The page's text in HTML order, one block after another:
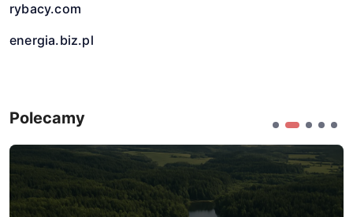
rybacy.com
energia.biz.pl
Polecamy